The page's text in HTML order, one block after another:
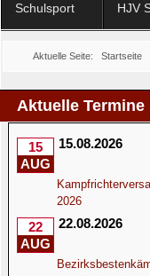
Schulsport HJV
Aktuelle Seite: Startseite
Aktuelle Termine
15
AUG
15.08.2026
2026
22
AUG
22.08.2026